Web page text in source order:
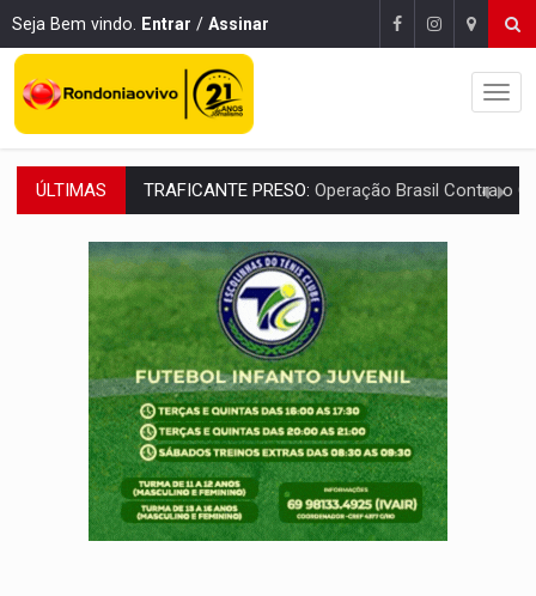
Seja Bem vindo. Entrar / Assinar
ÚLTIMAS SUPER EL NIÑO:Trabalho inédito vai garantir água potável para
FAMÍLIA MORREU:Identificadas as cinco vítimas de acidente na BR-364,
BRASIL CONTRA O CRIME:Acusado de guardar armas de facção é preso com
TRAGÉDIA:Sobe para cinco o número de mortos em colisão entre carreta e
TRANSPORTE DE ARROZ:MPF assegura cumprimento da legislação sobre transporte
DEEPFAKE:Sancionada lei contra violência sexual infantil na
COLEGIADO:Brasil e Rússia discutem energia nuclear, defesa e
URGENTE:Colisão entre caminhão e carro deixa quatro mortos e um em